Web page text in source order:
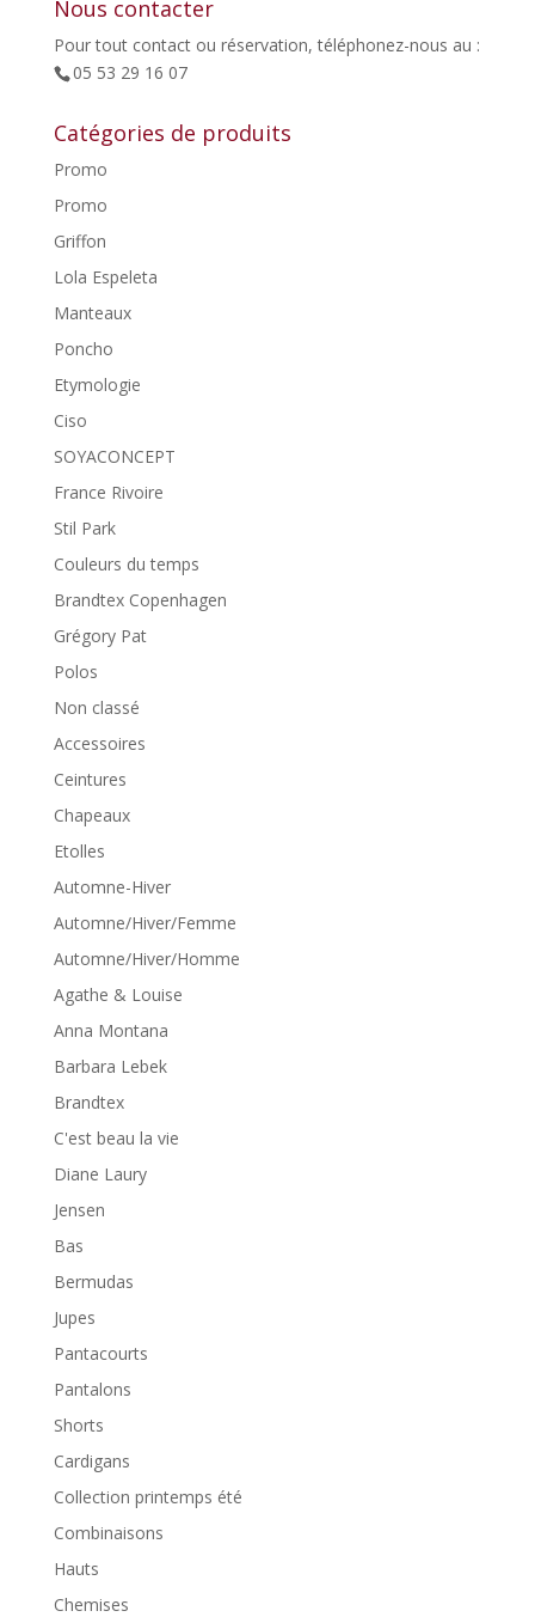
Nous contacter
Pour tout contact ou réservation, téléphonez-nous au :
05 53 29 16 07
Catégories de produits
Promo
Promo
Griffon
Lola Espeleta
Manteaux
Poncho
Etymologie
Ciso
SOYACONCEPT
France Rivoire
Stil Park
Couleurs du temps
Brandtex Copenhagen
Grégory Pat
Polos
Non classé
Accessoires
Ceintures
Chapeaux
Etolles
Automne-Hiver
Automne/Hiver/Femme
Automne/Hiver/Homme
Agathe & Louise
Anna Montana
Barbara Lebek
Brandtex
C'est beau la vie
Diane Laury
Jensen
Bas
Bermudas
Jupes
Pantacourts
Pantalons
Shorts
Cardigans
Collection printemps été
Combinaisons
Hauts
Chemises